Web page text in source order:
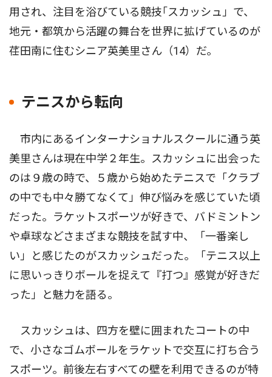
用され、注目を浴びている競技｢スカッシュ」で、
地元・都筑から活躍の舞台を世界に拡げているのが
荏田南に住むシニア英美里さん（14）だ。
テニスから転向
市内にあるインターナショナルスクールに通う英
美里さんは現在中学２年生。スカッシュに出会った
のは９歳の時で、５歳から始めたテニスで「クラブ
の中でも中々勝てなくて」伸び悩みを感じていた頃
だった。ラケットスポーツが好きで、バドミントン
や卓球などさまざまな競技を試す中、「一番楽し
い」と感じたのがスカッシュだった。「テニス以上
に思いっきりボールを捉えて『打つ』感覚が好きだ
った」と魅力を語る。
スカッシュは、四方を壁に囲まれたコートの中
で、小さなゴムボールをラケットで交互に打ち合う
スポーツ。前後左右すべての壁を利用できるのが特